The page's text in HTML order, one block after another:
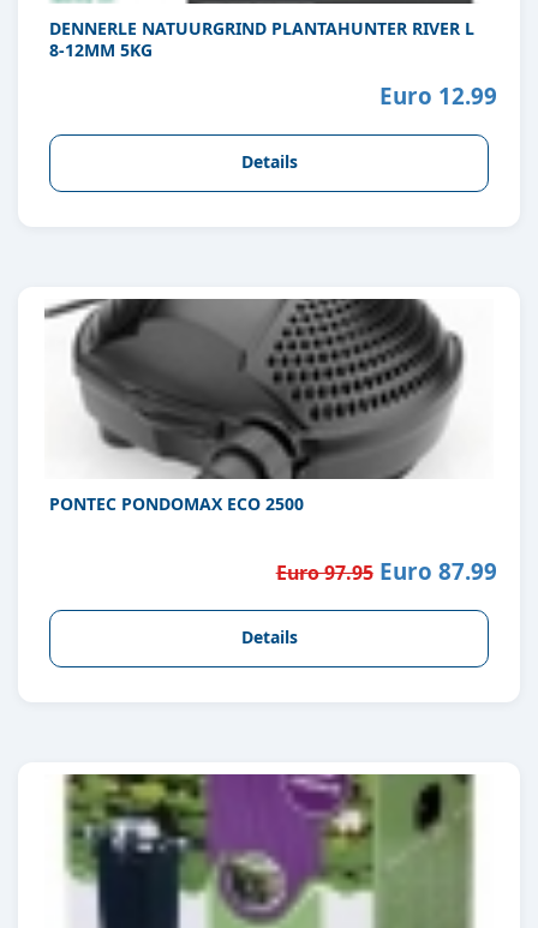
DENNERLE NATUURGRIND PLANTAHUNTER RIVER L
8-12MM 5KG
Euro 12.99
Details
PONTEC PONDOMAX ECO 2500
Euro 97.95Euro 87.99
Details